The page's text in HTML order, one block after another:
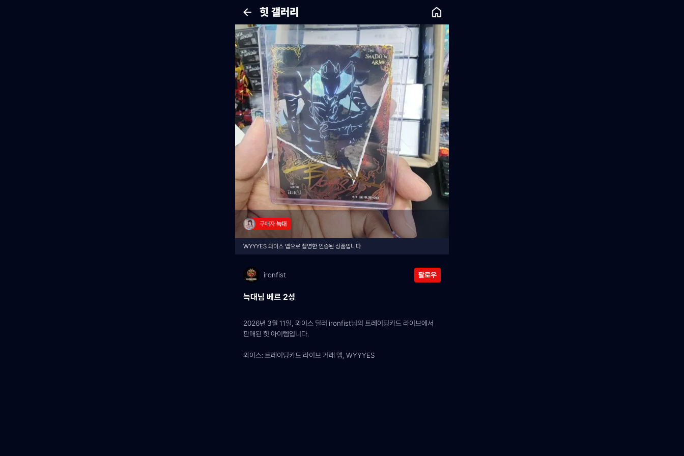
힛 갤러리
구매자 늑대
WYYYES 와이스 앱으로 촬영한 인증된 상품입니다
ironfist 팔로우
늑대님 베르 2성
2026년 3월 11일, 와이스 딜러 ironfist님의 트레이딩카드 라이브에서
판매된 힛 아이템입니다.
와이스: 트레이딩카드 라이브 거래 앱, WYYYES